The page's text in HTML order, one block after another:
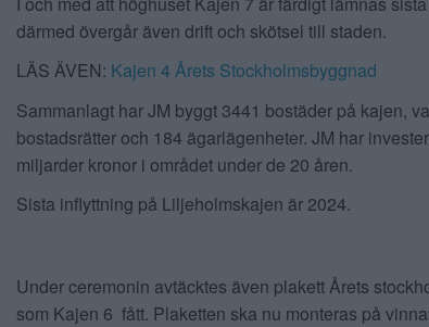
därmed övergår även drift och skötsel till staden.
LÄS ÄVEN: Kajen 4 Årets Stockholmsbyggnad
Sammanlagt har JM byggt 3441 bostäder på kajen,
bostadsrätter och 184 ägarlägenheter. JM har
miljarder kronor i området under de 20 åren.
Sista inflyttning på Liljeholmskajen är 2024.
Under ceremonin avtäcktes även plakett Årets
som Kajen 6 fått. Plaketten ska nu monteras på